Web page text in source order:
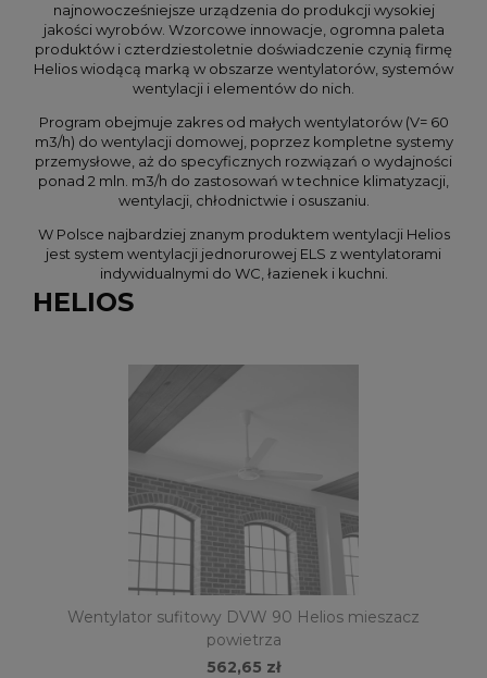
najnowocześniejsze urządzenia do produkcji wysokiej
jakości wyrobów. Wzorcowe innowacje, ogromna paleta
produktów i czterdziestoletnie doświadczenie czynią firmę
Helios wiodącą marką w obszarze wentylatorów, systemów
wentylacji i elementów do nich.
Program obejmuje zakres od małych wentylatorów (V= 60
m3/h) do wentylacji domowej, poprzez kompletne systemy
przemysłowe, aż do specyficznych rozwiązań o wydajności
ponad 2 mln. m3/h do zastosowań w technice klimatyzacji,
wentylacji, chłodnictwie i osuszaniu.
W Polsce najbardziej znanym produktem wentylacji Helios
jest system wentylacji jednorurowej ELS z wentylatorami
indywidualnymi do WC, łazienek i kuchni.
HELIOS
Wentylator sufitowy DVW 90 Helios mieszacz
powietrza
562,65 zł